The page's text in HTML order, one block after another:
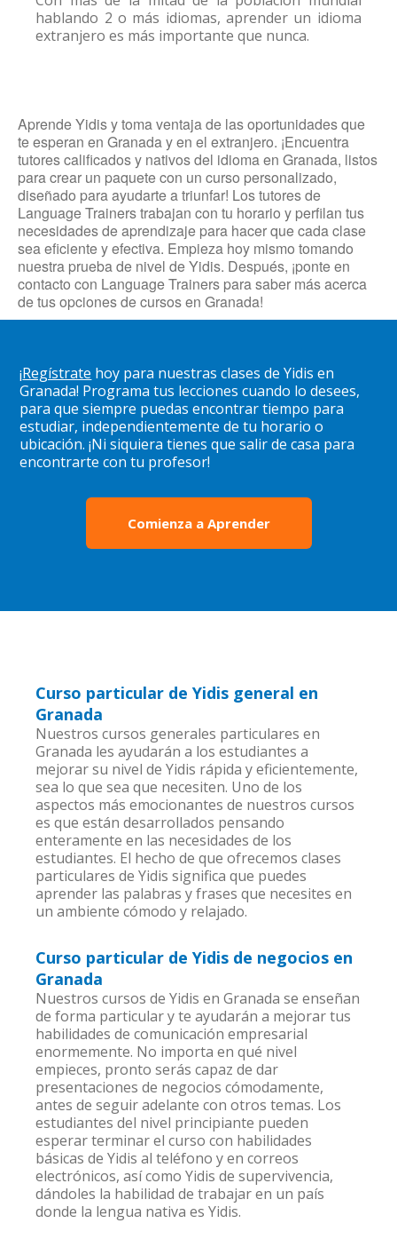
hablando 2 o más idiomas, aprender un idioma
extranjero es más importante que nunca.
Aprende Yidis y toma ventaja de las oportunidades que
te esperan en Granada y en el extranjero. ¡Encuentra
tutores calificados y nativos del idioma en Granada, listos
para crear un paquete con un curso personalizado,
diseñado para ayudarte a triunfar! Los tutores de
Language Trainers trabajan con tu horario y perfilan tus
necesidades de aprendizaje para hacer que cada clase
sea eficiente y efectiva. Empieza hoy mismo tomando
nuestra prueba de nivel de Yidis. Después, ¡ponte en
contacto con Language Trainers para saber más acerca
de tus opciones de cursos en Granada!
¡Regístrate hoy para nuestras clases de Yidis en
Granada! Programa tus lecciones cuando lo desees,
para que siempre puedas encontrar tiempo para
estudiar, independientemente de tu horario o
ubicación. ¡Ni siquiera tienes que salir de casa para
encontrarte con tu profesor!
Comienza a Aprender
Curso particular de Yidis general en
Granada
Nuestros cursos generales particulares en
Granada les ayudarán a los estudiantes a
mejorar su nivel de Yidis rápida y eficientemente,
sea lo que sea que necesiten. Uno de los
aspectos más emocionantes de nuestros cursos
es que están desarrollados pensando
enteramente en las necesidades de los
estudiantes. El hecho de que ofrecemos clases
particulares de Yidis significa que puedes
aprender las palabras y frases que necesites en
un ambiente cómodo y relajado.
Curso particular de Yidis de negocios en
Granada
Nuestros cursos de Yidis en Granada se enseñan
de forma particular y te ayudarán a mejorar tus
habilidades de comunicación empresarial
enormemente. No importa en qué nivel
empieces, pronto serás capaz de dar
presentaciones de negocios cómodamente,
antes de seguir adelante con otros temas. Los
estudiantes del nivel principiante pueden
esperar terminar el curso con habilidades
básicas de Yidis al teléfono y en correos
electrónicos, así como Yidis de supervivencia,
dándoles la habilidad de trabajar en un país
donde la lengua nativa es Yidis.